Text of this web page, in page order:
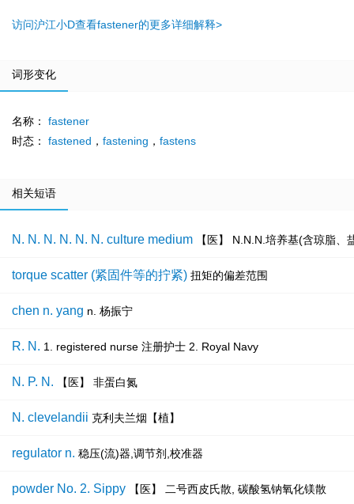
访问沪江小D查看fastener的更多详细解释>
词形变化
名称：
fastener
时态：
fastened ， fastening ， fastens
相关短语
N. N. N. N. N. N. culture medium 【医】 N.N.N.培养基(含琼脂
torque scatter (紧固件等的拧紧) 扭矩的偏差范围
chen n. yang n. 杨振宁
R. N. 1. registered nurse 注册护士 2. Royal Navy
N. P. N. 【医】 非蛋白氮
N. clevelandii 克利夫兰烟【植】
regulator n. 稳压(流)器,调节剂,校准器
powder No. 2. Sippy 【医】 二号西皮氏散, 碳酸氢钠氧化镁散